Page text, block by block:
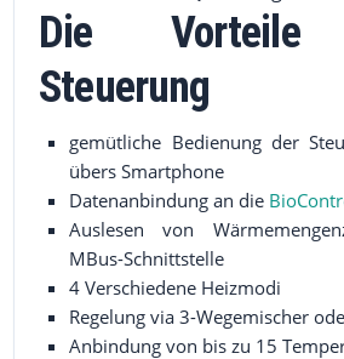
Die Vorteile
Steuerung
gemütliche Bedienung der
übers Smartphone
Datenanbindung an die
Auslesen von
MBus-Schnittstelle
4 Verschiedene Heizmodi
Regelung via 3-Wegemischer
Anbindung von bis zu 15